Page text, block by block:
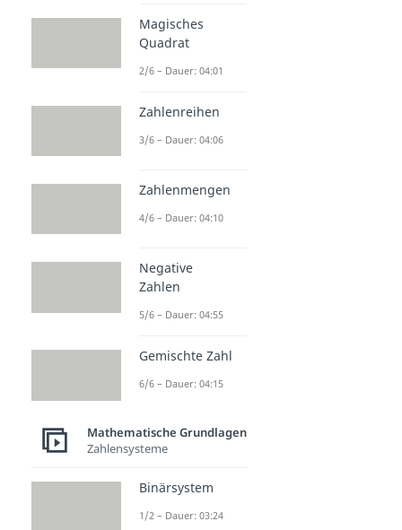
Magisches
Quadrat
2/6 – Dauer: 04:01
Zahlenreihen
3/6 – Dauer: 04:06
Zahlenmengen
4/6 – Dauer: 04:10
Negative
Zahlen
5/6 – Dauer: 04:55
Gemischte Zahl
6/6 – Dauer: 04:15
Mathematische Grundlagen
Zahlensysteme
Binärsystem
1/2 – Dauer: 03:24